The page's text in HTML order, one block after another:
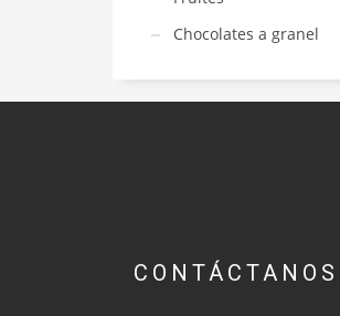
Chocolates a granel
CONTÁCTANOS